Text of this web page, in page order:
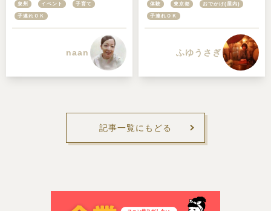
泉州 イベント 子育て
子連れＯＫ
naan
ー）Shinagawa Tokyo-」を体
験！＠東京品川区
体験 東京都 おでかけ(屋内)
子連れＯＫ
ふゆうさぎ
記事一覧にもどる